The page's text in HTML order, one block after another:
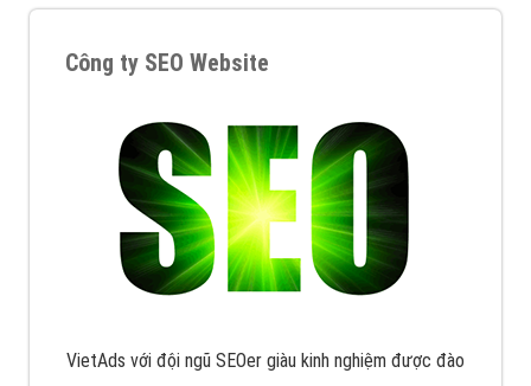
Công ty SEO Website
VietAds với đội ngũ SEOer giàu kinh nghiệm được đào